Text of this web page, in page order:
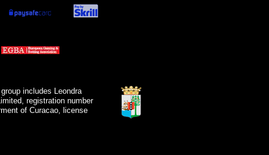
includes Leondra
registration number
of Curacao, license